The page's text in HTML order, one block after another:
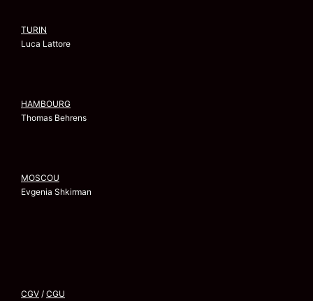
TURIN
Luca Lattore
HAMBOURG
Thomas Behrens
MOSCOU
Evgenia Shkirman
CGV / CGU